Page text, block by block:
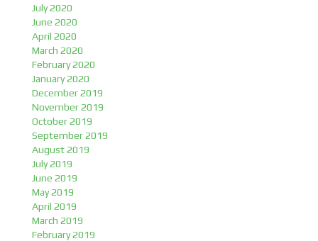
July 2020
June 2020
April 2020
March 2020
February 2020
January 2020
December 2019
November 2019
October 2019
September 2019
August 2019
July 2019
June 2019
May 2019
April 2019
March 2019
February 2019